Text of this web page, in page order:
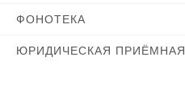
ФОНОТЕКА
ЮРИДИЧЕСКАЯ ПРИЁМНАЯ